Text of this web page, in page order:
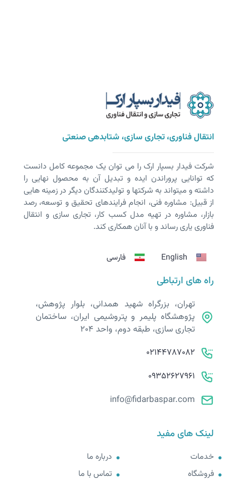
انتقال فناوری، تجاری سازی، شتابدهی صنعتی
شرکت فیدار بسپار ارک را می توان یک مجموعه کامل دانست
که توانایی پروراندن ایده و تبدیل آن به محصول نهایی را
داشته و می­تواند به شرکت­ها و تولیدکنندگان دیگر در زمینه هایی
از قبیل: مشاوره فنی، انجام فرایندهای تحقیق و توسعه، رصد
بازار، مشاوره در تهیه مدل کسب کار، تجاری سازی و انتقال
فناوری یاری رساند و با آنان همکاری کند.
English فارسی
راه های ارتباطی
تهران، بزرگراه شهید همدانی، بلوار پژوهش،
پژوهشگاه پلیمر و پتروشیمی ایران، ساختمان
تجاری سازی، طبقه دوم، واحد 204
02144787082
09352627961
info@fidarbaspar.com
لینک های مفید
خدمات
فروشگاه
درباره ما
تماس با ما